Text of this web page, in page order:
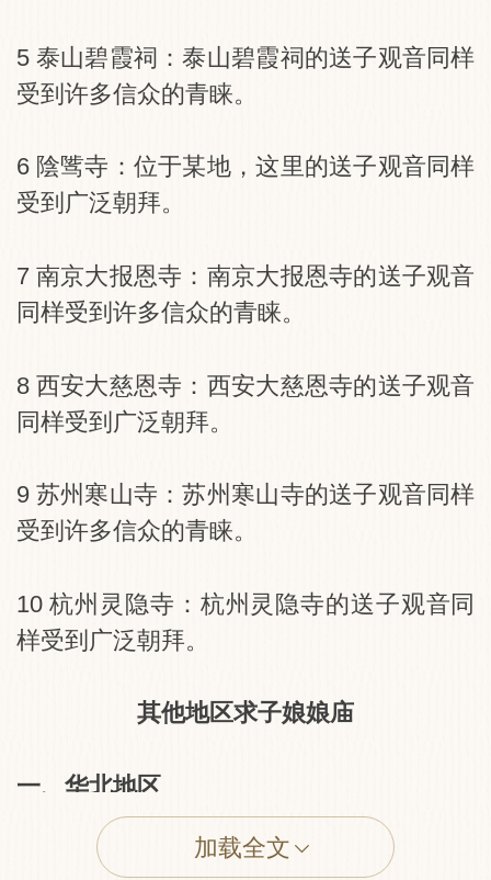
5 泰山碧霞祠：泰山碧霞祠的送子观音同样
受到许多信众的青睐。
6 陰骘寺：位于某地，这里的送子观音同样
受到广泛朝拜。
7 南京大报恩寺：南京大报恩寺的送子观音
同样受到许多信众的青睐。
8 西安大慈恩寺：西安大慈恩寺的送子观音
同样受到广泛朝拜。
9 苏州寒山寺：苏州寒山寺的送子观音同样
受到许多信众的青睐。
10 杭州灵隐寺：杭州灵隐寺的送子观音同
样受到广泛朝拜。
其他地区求子娘娘庙
‌一、华北地区‌
‌北京妙峰山娘娘庙（碧霞元君祠）‌
加载全文